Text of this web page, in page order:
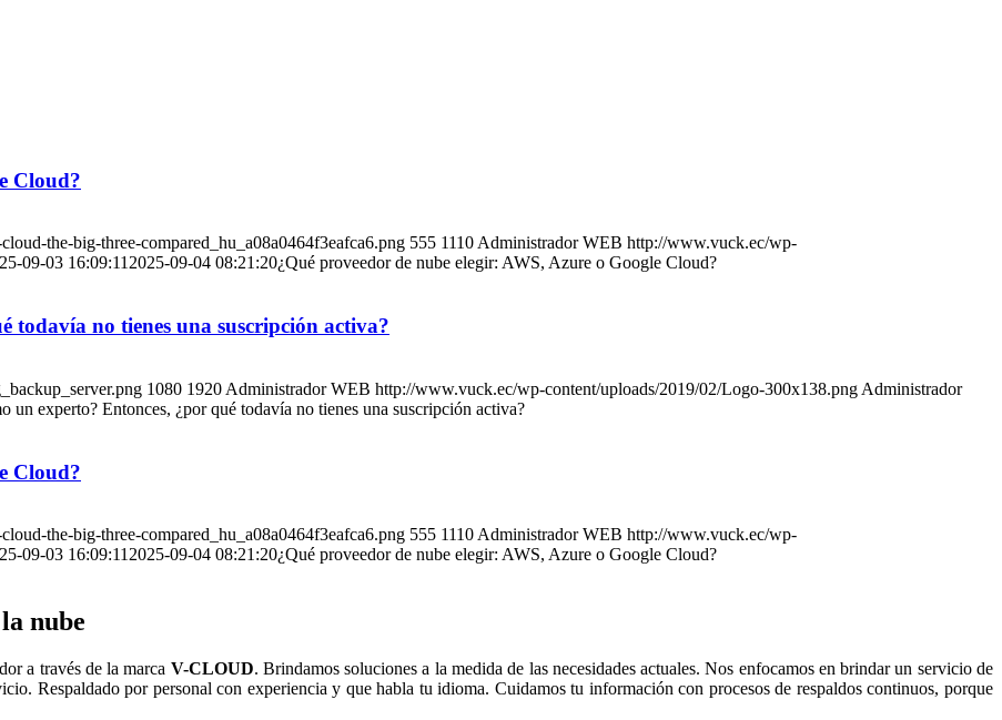
Cloud?
the-big-three-compared_hu_a08a0464f3eafca6.png 555 1110Administrador WEB http://www.vuck.ec/wp-
09-03 16:09:112025-09-04 08:21:20¿Qué proveedor de nube elegir: AWS, Azure o Google Cloud?
todavía no tienes una suscripción activa?
1080 1920 Administrador WEB http://www.vuck.ec/wp-content/uploads/2019/02/Logo-300x138.png Administrador
un experto? Entonces, ¿por qué todavía no tienes una suscripción activa?
Cloud?
the-big-three-compared_hu_a08a0464f3eafca6.png 555 1110 Administrador WEB http://www.vuck.ec/wp-
09-03 16:09:11 2025-09-04 08:21:20¿Qué proveedor de nube elegir: AWS, Azure o Google Cloud?
nube
a través de la marca V-CLOUD. Brindamos soluciones a la medida de las necesidades actuales. Nos enfocamos en brindar un servicio de
Respaldado por personal con experiencia y que habla tu idioma. Cuidamos tu información con procesos de respaldos continuos, porque